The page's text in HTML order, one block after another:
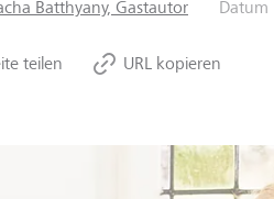
Batthyany, Gastautor Datum
teilen URL kopieren